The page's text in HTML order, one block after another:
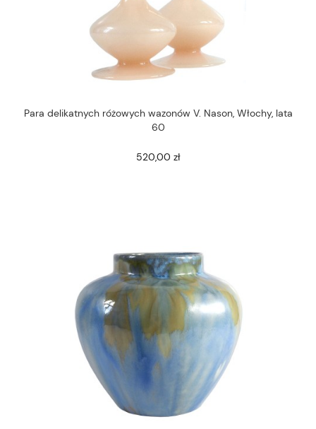
Para delikatnych różowych wazonów V. Nason, Włochy, lata
60
520,00 zł